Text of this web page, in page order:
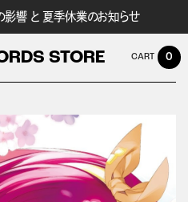
影響 と 夏季休業のお知らせ
STORE 0